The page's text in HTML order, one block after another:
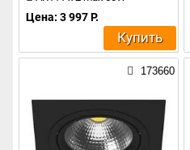
Цена: 3 997 Р.
Купить
173660